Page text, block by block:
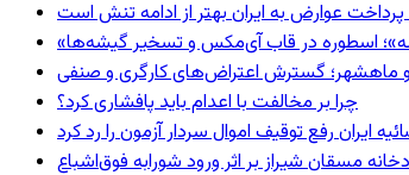
عوارض به ایران بهتر از ادامه تنش است
اسطوره در قاب آی‌مکس و تسخیر گیشه‌ها
ماهشهر؛ گسترش اعتراض‌های کارگری و صنفی
چرا بر مخالفت با اعدام باید پافشاری کرد؟
ایران رفع توقیف اموال سردار آزمون را رد کرد